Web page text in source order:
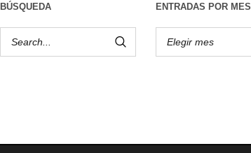
BÚSQUEDA ENTRADAS POR MES